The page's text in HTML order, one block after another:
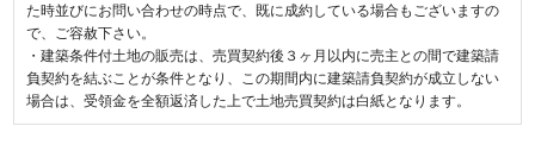
た時並びにお問い合わせの時点で、既に成約している場合もございますの
で、ご容赦下さい。
・建築条件付土地の販売は、売買契約後３ヶ月以内に売主との間で建築請
負契約を結ぶことが条件となり、この期間内に建築請負契約が成立しない
場合は、受領金を全額返済した上で土地売買契約は白紙となります。